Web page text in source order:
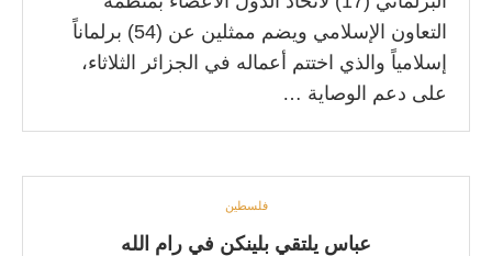
التعاون الإسلامي ويضم ممثلين عن (54) برلماناً
إسلامياً والذي اختتم أعماله في الجزائر الثلاثاء،
على دعم الوصاية …
فلسطين
عباس يلتقي بلينكن في رام الله